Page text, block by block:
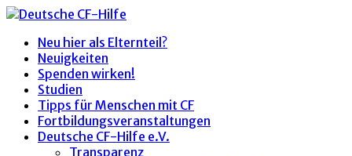
Neu hier als Elternteil?
Neuigkeiten
Spenden wirken!
Studien
Tipps für Menschen mit CF
Fortbildungsveranstaltungen
Deutsche CF-Hilfe e.V.
Transparenz